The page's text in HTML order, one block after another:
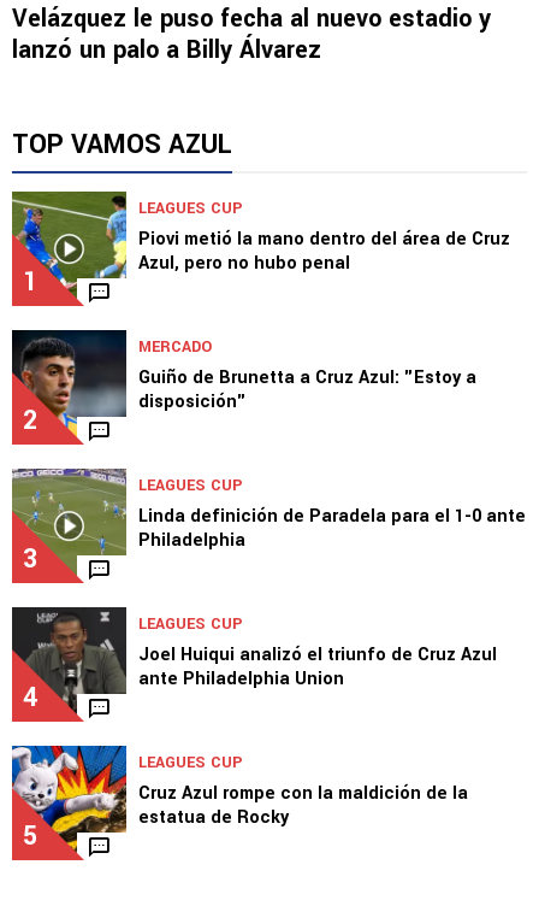
Velázquez le puso fecha al nuevo estadio y
lanzó un palo a Billy Álvarez
TOP VAMOS AZUL
1
LEAGUES CUP
Piovi metió la mano dentro del área de Cruz
Azul, pero no hubo penal
2
MERCADO
Guiño de Brunetta a Cruz Azul: "Estoy a
disposición"
3
LEAGUES CUP
Linda definición de Paradela para el 1-0 ante
Philadelphia
4
LEAGUES CUP
Joel Huiqui analizó el triunfo de Cruz Azul
ante Philadelphia Union
5
LEAGUES CUP
Cruz Azul rompe con la maldición de la
estatua de Rocky